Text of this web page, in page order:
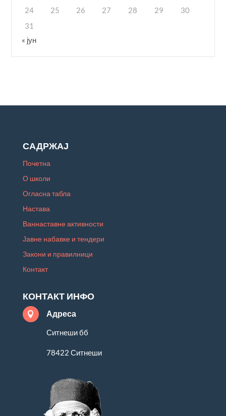
24
25 26 27 28 29
30
31
« јун
САДРЖАЈ
Почетна
О школи
Огласна табла
Настава
Ваннаставне активности
Јавне набавке и тендери
Закони и правилници
Контакт
КОНТАКТ ИНФО
 Адреса
Ситнеши бб
78422 Ситнеши